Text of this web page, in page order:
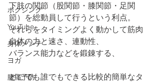
ボクシング
YouTube
身体メンテ
ヨガ
腰痛予防
下肢の関節（股関節・膝関節・足関
節）を総動員して行うという利点。
それらをタイミングよく動かして筋肉
自体の力と速さ、連動性、
バランス能力などを鍛錬する、
どこでも誰でもできる比較的簡単なタ